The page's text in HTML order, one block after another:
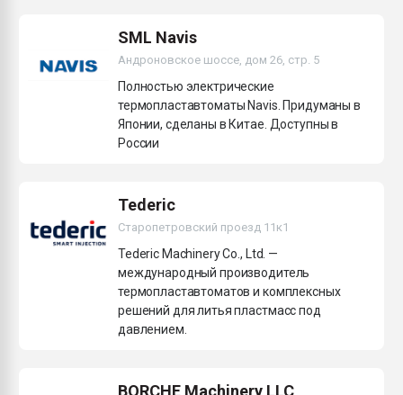
SML Navis
Андроновское шоссе, дом 26, стр. 5
Полностью электрические
термопластавтоматы Navis. Придуманы в
Японии, сделаны в Китае. Доступны в
России
Tederic
Старопетровский проезд 11к1
Tederic Machinery Co., Ltd. —
международный производитель
термопластавтоматов и комплексных
решений для литья пластмасс под
давлением.
BORCHE Machinery LLC